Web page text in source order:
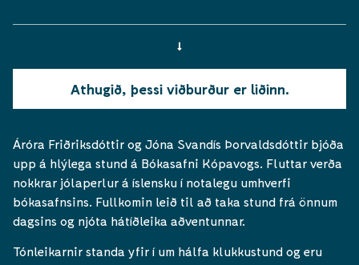
Athugið, þessi viðburður er liðinn.
Áróra Friðriksdóttir og Jóna Svandís Þorvaldsdóttir bjóða
upp á hlýlega stund á Bókasafni Kópavogs. Fluttar verða
nokkrar jólaperlur á íslensku í notalegu umhverfi
bókasafnsins. Fullkomin leið til að taka stund frá önnum
dagsins og njóta hátíðleika aðventunnar.
Tónleikarnir standa yfir í um hálfa klukkustund og eru